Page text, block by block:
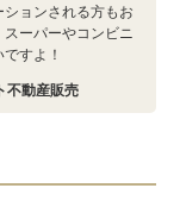
ョンされる方もお
ーパーやコンビニ
すよ！
不動産販売